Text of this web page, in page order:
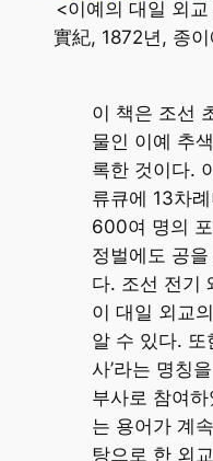
<이예의 대일 외
實紀, 1872년, 종
이 책은 조선
물인 이예 추
록한 것이다.
류큐에 13차
600여 명의
정벌에도 공
다. 조선 전기
이 대일 외교
알 수 있다. 또
사’라는 명칭
부사로 참여하
는 용어가 계
탕으로 한 외